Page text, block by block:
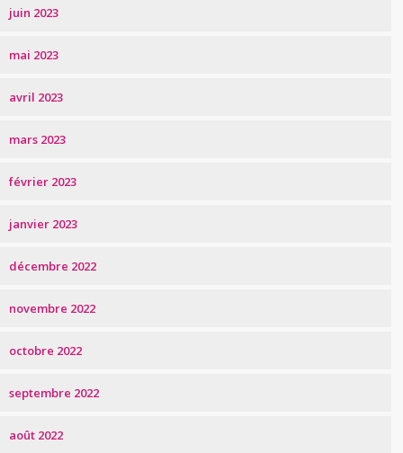
juin 2023
mai 2023
avril 2023
mars 2023
février 2023
janvier 2023
décembre 2022
novembre 2022
octobre 2022
septembre 2022
août 2022